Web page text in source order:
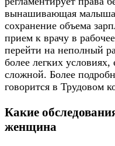
вынашивающая
сохранение объема
прием к врачу в
перейти на неполный
более легких условиях,
сложной. Более
говорится в Трудовом
Какие
женщина